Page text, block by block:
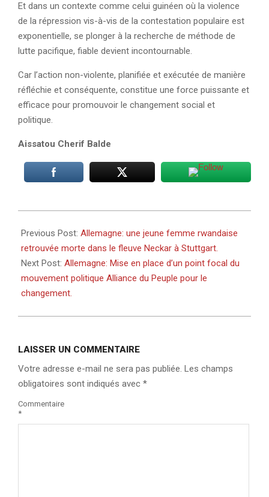
Et dans un contexte comme celui guinéen où la violence
de la répression vis-à-vis de la contestation populaire est
exponentielle, se plonger à la recherche de méthode de
lutte pacifique, fiable devient incontournable.
Car l’action non-violente, planifiée et exécutée de manière
réfléchie et conséquente, constitue une force puissante et
efficace pour promouvoir le changement social et
politique.
Aissatou Cherif Balde
11-
15
Previous Post: Allemagne: une jeune femme rwandaise
retrouvée morte dans le fleuve Neckar à Stuttgart.
Next Post: Allemagne: Mise en place d’un point focal du
mouvement politique Alliance du Peuple pour le
changement.
LAISSER UN COMMENTAIRE
Votre adresse e-mail ne sera pas publiée. Les champs
obligatoires sont indiqués avec *
Commentaire
*